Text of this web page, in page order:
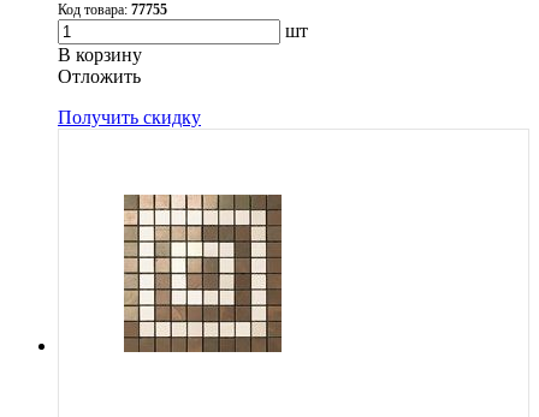
Код товара: 77755
шт
В корзину
Oтложить
Получить скидку